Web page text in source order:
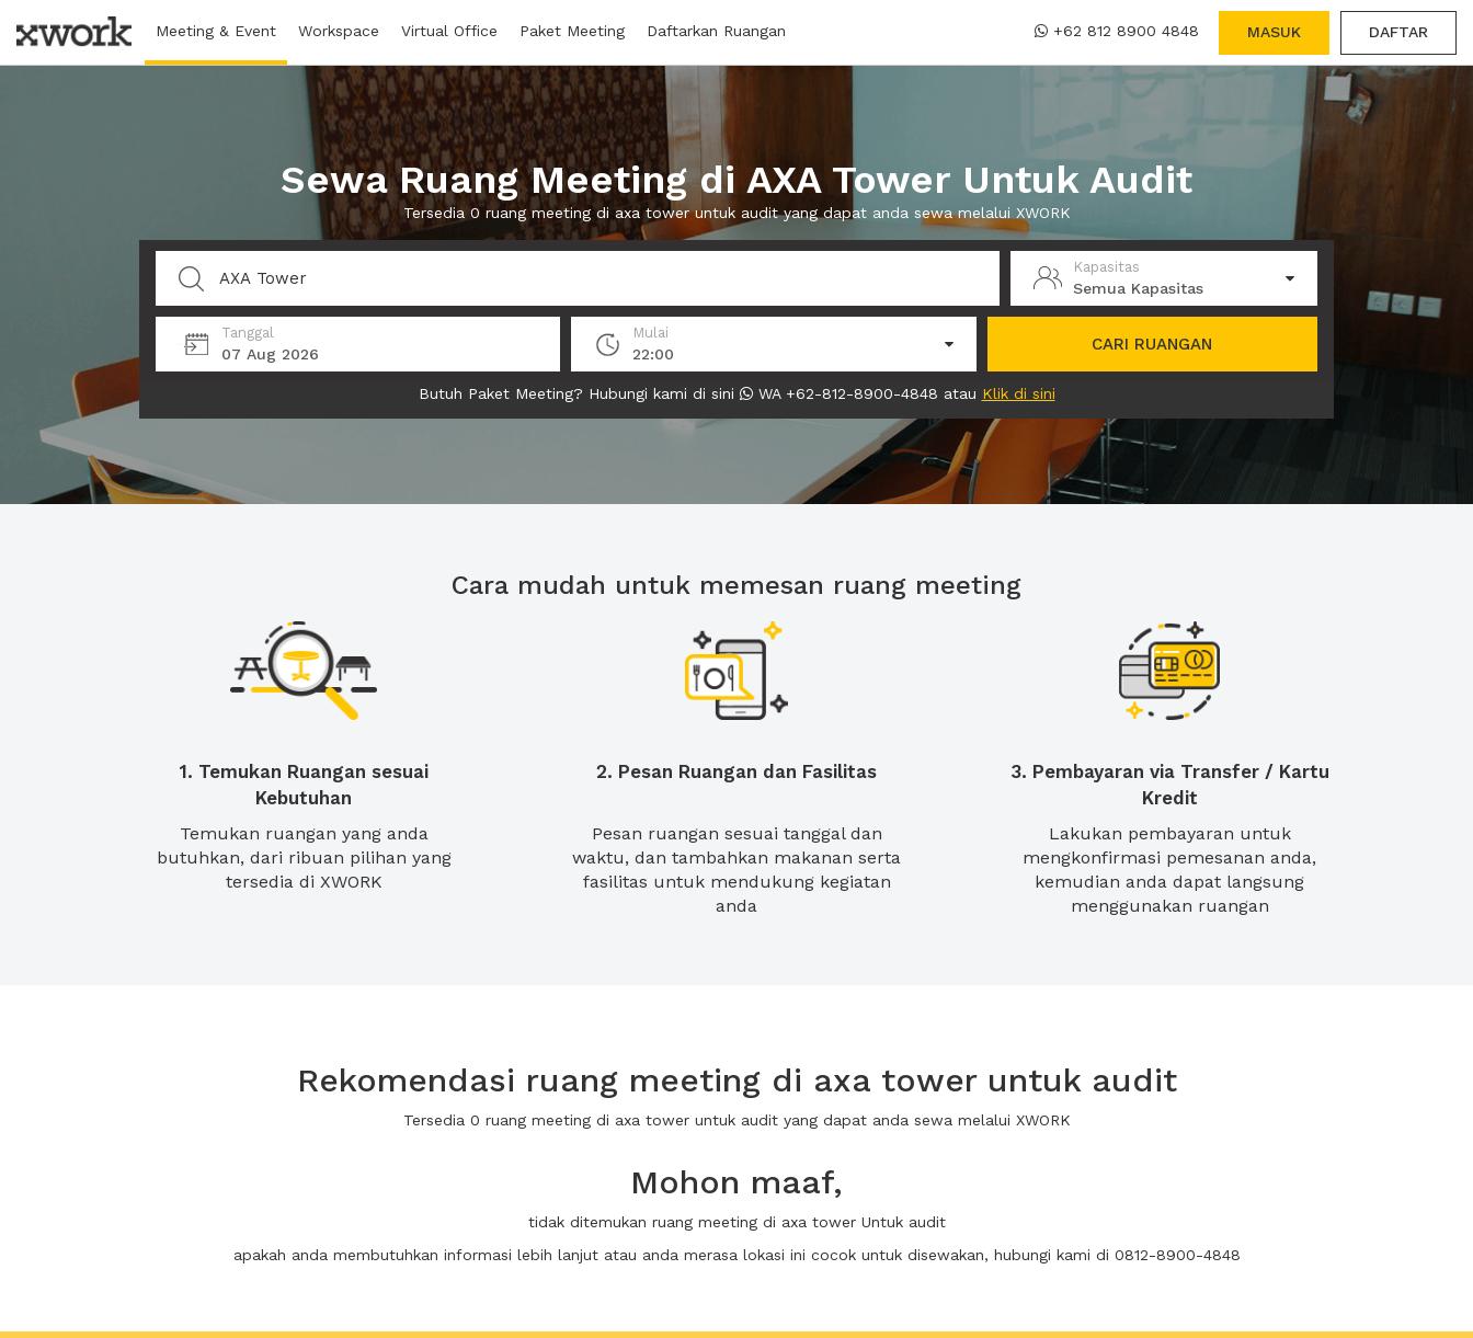
Meeting & Event Workspace Virtual Office Paket Meeting Daftarkan Ruangan +62 812 8900 4848 MASUK DAFTAR
Sewa Ruang Meeting di AXA Tower Untuk Audit
Tersedia 0 ruang meeting di axa tower untuk audit yang dapat anda sewa melalui XWORK
Kapasitas
Semua Kapasitas
Tanggal
07 Aug 2026
Mulai
22:00
CARI RUANGAN
Butuh Paket Meeting? Hubungi kami di sini WA +62-812-8900-4848 atau Klik di sini
Cara mudah untuk memesan ruang meeting
1. Temukan Ruangan sesuai
Kebutuhan
Temukan ruangan yang anda
butuhkan, dari ribuan pilihan yang
tersedia di XWORK
2. Pesan Ruangan dan Fasilitas
Pesan ruangan sesuai tanggal dan
waktu, dan tambahkan makanan serta
fasilitas untuk mendukung kegiatan
anda
3. Pembayaran via Transfer / Kartu
Kredit
Lakukan pembayaran untuk
mengkonfirmasi pemesanan anda,
kemudian anda dapat langsung
menggunakan ruangan
Rekomendasi ruang meeting di axa tower untuk audit
Tersedia 0 ruang meeting di axa tower untuk audit yang dapat anda sewa melalui XWORK
Mohon maaf,
tidak ditemukan ruang meeting di axa tower Untuk audit
apakah anda membutuhkan informasi lebih lanjut atau anda merasa lokasi ini cocok untuk disewakan, hubungi kami di 0812-8900-4848